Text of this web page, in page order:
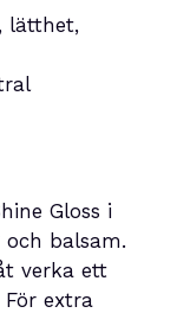
lätthet,
Gloss i
balsam.
verka ett
extra